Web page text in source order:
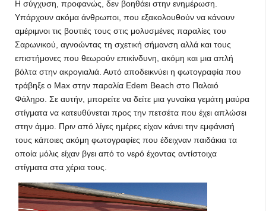
Η σύγχυση, προφανώς, δεν βοηθάει στην ενημέρωση.
Υπάρχουν ακόμα άνθρωποι, που εξακολουθούν να κάνουν
αμέριμνοι τις βουτιές τους στις μολυσμένες παραλίες του
Σαρωνικού, αγνοώντας τη σχετική σήμανση αλλά και τους
επιστήμονες που θεωρούν επικίνδυνη, ακόμη και μια απλή
βόλτα στην ακρογιαλιά. Αυτό αποδεικνύει η φωτογραφία που
τράβηξε ο Max στην παραλία Edem Beach στο Παλαιό
Φάληρο. Σε αυτήν, μπορείτε να δείτε μια γυναίκα γεμάτη μαύρα
στίγματα να κατευθύνεται προς την πετσέτα που έχει απλώσει
στην άμμο. Πριν από λίγες ημέρες είχαν κάνει την εμφάνισή
τους κάποιες ακόμη φωτογραφίες που έδειχναν παιδάκια τα
οποία μόλις είχαν βγει από το νερό έχοντας αντίστοιχα
στίγματα στα χέρια τους.